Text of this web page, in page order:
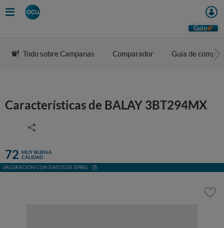
Guio
Todo sobre Campanas Comparador Guía de compra
Características de BALAY 3BT294MX
72 MUY BUENA
CALIDAD
VALORACIÓN CON DATOS DE EPREL